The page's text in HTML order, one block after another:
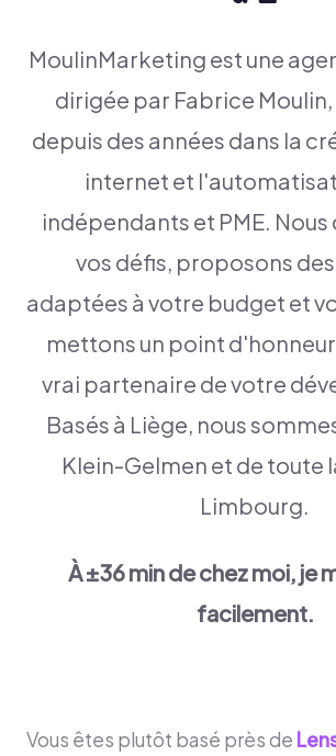
MoulinMarketing est une
dirigée par Fabrice
depuis des années dans la
internet et
indépendants et PME.
vos défis, proposons
adaptées à votre budget et
mettons un point
vrai partenaire de votre
Basés à Liège, nous
Klein-Gelmen et de toute
Limbourg.
À ±36 min de chez moi, je
facilement.
Vous êtes plutôt basé près de